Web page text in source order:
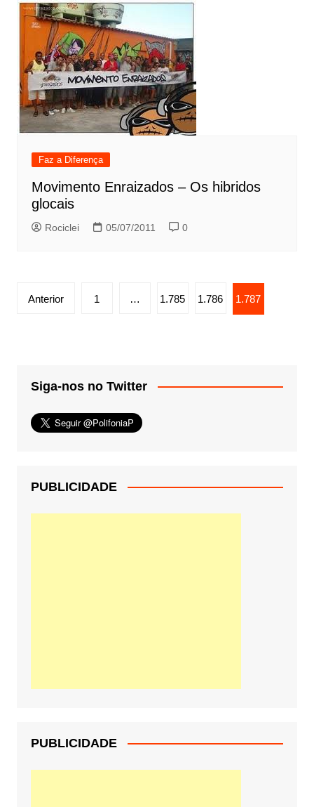
Faz a Diferença
Movimento Enraizados – Os hibridos
glocais
Rociclei 05/07/2011 0
Paginação
Anterior 1 … 1.785 1.786 1.787
Siga-nos no Twitter
PUBLICIDADE
PUBLICIDADE